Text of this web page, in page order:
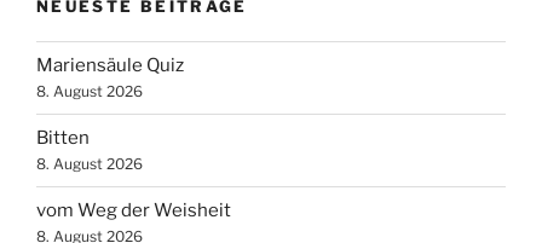
NEUESTE BEITRÄGE
Mariensäule Quiz
8. August 2026
Bitten
8. August 2026
vom Weg der Weisheit
8. August 2026